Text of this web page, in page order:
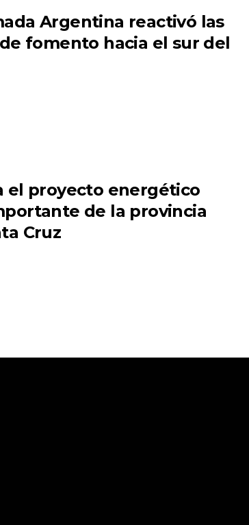
Argentina reactivó las
fomento hacia el sur del
el proyecto energético
de la provincia
Cruz